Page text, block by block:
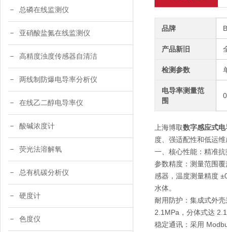
总磷在线监测仪
亚硝酸盐氮在线监测仪
高精度浊度传感器自清洁
两线制防爆电导率分析仪
在线乙二醇电导率仪
酸碱浓度计
荧光法溶解氧
总有机碳分析仪
硬度计
色度仪
品牌
产品新旧
检测参数
电导率测量范
围
上海博取数字感应式
度、强适配性和低运
一、核心性能：精准
参数精度：测量范围
感器，温度测量精度
水体。
耐用防护：集成式外
2.1MPa，分体式达
稳定通讯：采用